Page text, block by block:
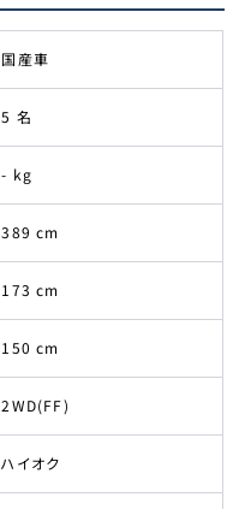
国産車
5 名
- kg
389 cm
173 cm
150 cm
2WD(FF)
ハイオク